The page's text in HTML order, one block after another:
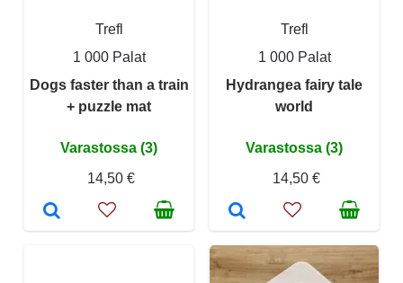
Trefl
1 000 Palat
Dogs faster than a train
+ puzzle mat
Varastossa (3)
14,50 €
Trefl
1 000 Palat
Hydrangea fairy tale
world
Varastossa (3)
14,50 €